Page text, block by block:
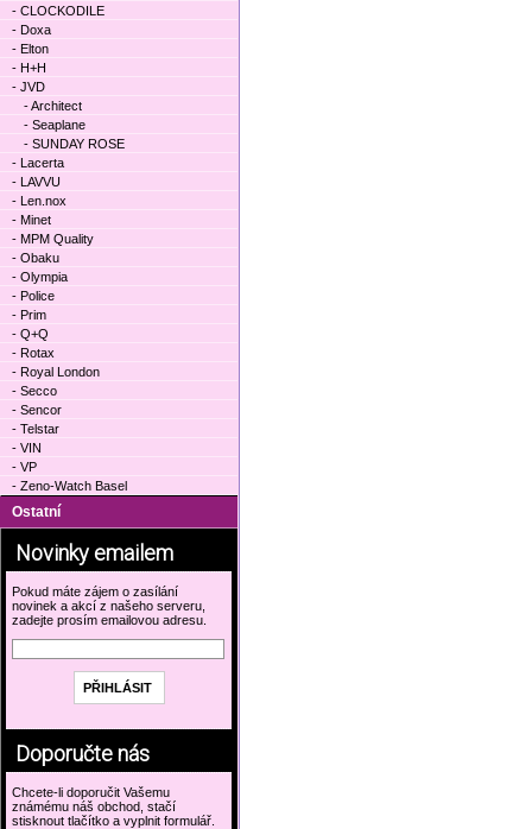
- CLOCKODILE
- Doxa
- Elton
- H+H
- JVD
- Architect
- Seaplane
- SUNDAY ROSE
- Lacerta
- LAVVU
- Len.nox
- Minet
- MPM Quality
- Obaku
- Olympia
- Police
- Prim
- Q+Q
- Rotax
- Royal London
- Secco
- Sencor
- Telstar
- VIN
- VP
- Zeno-Watch Basel
Ostatní
Novinky emailem
Pokud máte zájem o zasílání
novinek a akcí z našeho serveru,
zadejte prosím emailovou adresu.
Doporučte nás
Chcete-li doporučit Vašemu
známému náš obchod, stačí
stisknout tlačítko a vyplnit formulář.